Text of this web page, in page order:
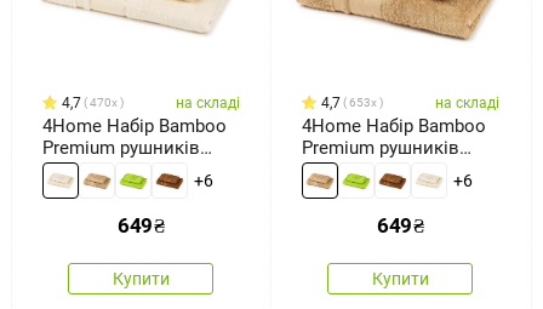
4,7 470x на складі
4Home Набір Bamboo
Premium рушників
кремовий, 70 x 140 см,
50 x 100 см
+6
649₴
Купити
4,7 653x на складі
4Home Набір Bamboo
Premium рушників
бежевий, 70 x 140 см,
50 x 100 см
+6
649₴
Купити